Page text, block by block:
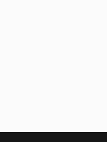
Начать проект